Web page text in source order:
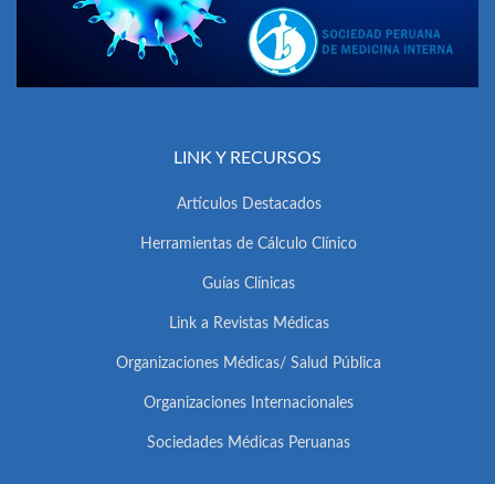
LINK Y RECURSOS
Artículos Destacados
Herramientas de Cálculo Clínico
Guías Clínicas
Link a Revistas Médicas
Organizaciones Médicas/ Salud Pública
Organizaciones Internacionales
Sociedades Médicas Peruanas